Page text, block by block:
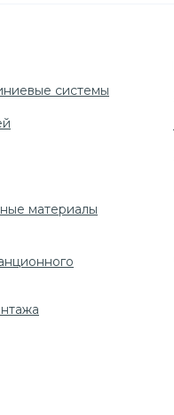
системы
материалы